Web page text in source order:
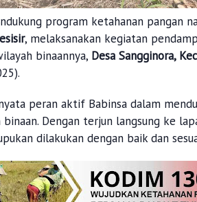
program ketahanan pangan
, melaksanakan kegiatan
binaannya, Desa Sangginora,
peran aktif Babinsa dalam
Dengan terjun langsung ke
dilakukan dengan baik dan